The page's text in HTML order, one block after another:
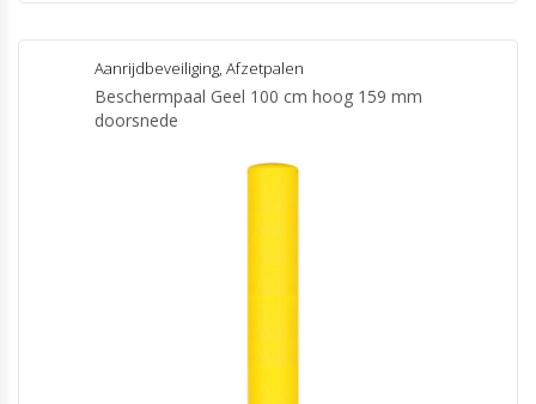
Aanrijdbeveiliging, Afzetpalen
Beschermpaal Geel 100 cm hoog 159 mm
doorsnede